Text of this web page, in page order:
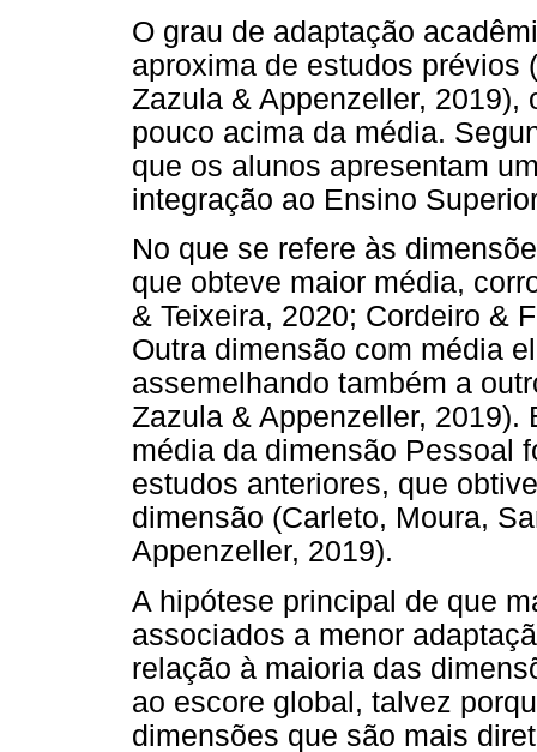
O grau de adaptação
aproxima de estudos prévios
Zazula & Appenzeller, 2019),
pouco acima da média.
que os alunos apresentam
integração ao Ensino
No que se refere às
que obteve maior média,
& Teixeira, 2020; Cordeiro &
Outra dimensão com média
assemelhando também a
Zazula & Appenzeller, 2019).
média da dimensão Pessoal
estudos anteriores, que
dimensão (Carleto, Moura,
Appenzeller, 2019).
A hipótese principal de que
associados a menor
relação à maioria das
ao escore global, talvez
dimensões que são mais